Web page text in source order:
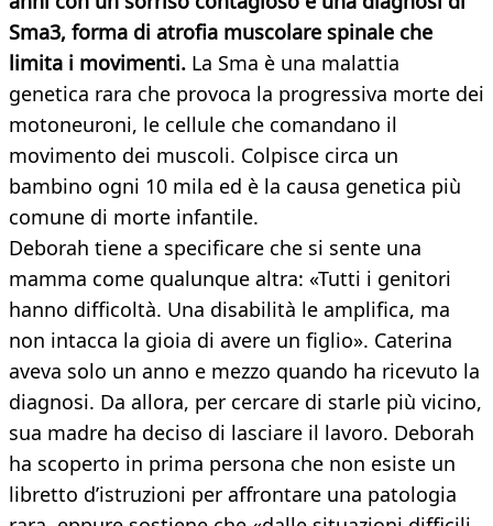
Sma3, forma di atrofia muscolare spinale che
limita i movimenti. La Sma è una malattia
genetica rara che provoca la progressiva morte dei
motoneuroni, le cellule che comandano il
movimento dei muscoli. Colpisce circa un
bambino ogni 10 mila ed è la causa genetica più
comune di morte infantile.
Deborah tiene a specificare che si sente una
mamma come qualunque altra: «Tutti i genitori
hanno difficoltà. Una disabilità le amplifica, ma
non intacca la gioia di avere un figlio». Caterina
aveva solo un anno e mezzo quando ha ricevuto la
diagnosi. Da allora, per cercare di starle più vicino,
sua madre ha deciso di lasciare il lavoro. Deborah
ha scoperto in prima persona che non esiste un
libretto d’istruzioni per affrontare una patologia